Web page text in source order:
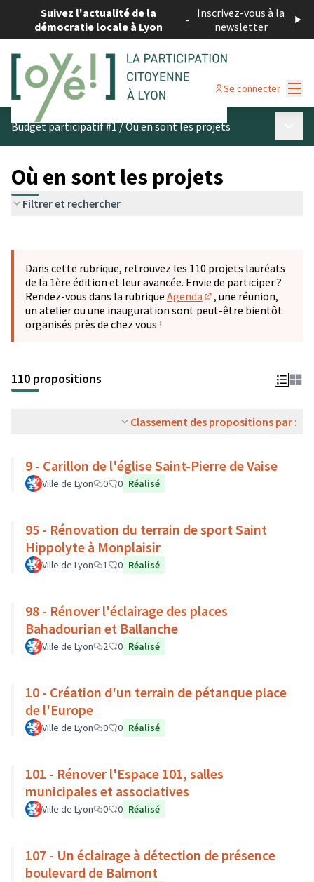
Suivez l'actualité de la
démocratie locale à Lyon
- Inscrivez-vous à la
newsletter
Se connecter
Budget participatif #1/Où en sont les projets
Où en sont les projets
Filtrer et rechercher
−
Dans cette rubrique, retrouvez les 110 projets lauréats
de la 1ère édition et leur avancée. Envie de participer ?
Rendez-vous dans la rubrique Agenda
(S'ouvre dans un
, une réunion,
un atelier ou une inauguration sont peut-être bientôt
organisés près de chez vous !
110 propositions
Classement des propositions par :
9 - Carillon de l'église Saint-Pierre de Vaise
Ville de Lyon 0 0 Réalisé
95 - Rénovation du terrain de sport Saint
Hippolyte à Monplaisir
Ville de Lyon 1 0 Réalisé
98 - Rénover l'éclairage des places
Bahadourian et Ballanche
Ville de Lyon 2 0 Réalisé
10 - Création d'un terrain de pétanque place
de l'Europe
Ville de Lyon 0 0 Réalisé
101 - Rénover l'Espace 101, salles
municipales et associatives
Ville de Lyon 0 0 Réalisé
107 - Un éclairage à détection de présence
boulevard de Balmont